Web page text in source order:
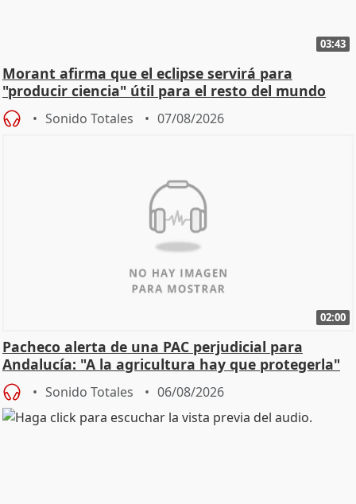
03:43
Morant afirma que el eclipse servirá para
"producir ciencia" útil para el resto del mundo
Sonido Totales 07/08/2026
02:00
Pacheco alerta de una PAC perjudicial para
Andalucía: "A la agricultura hay que protegerla"
Sonido Totales 06/08/2026